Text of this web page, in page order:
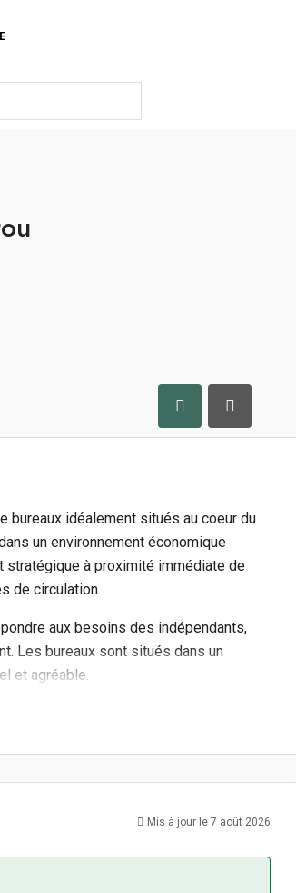
bureaux idéalement situés au coeur du
un environnement économique
stratégique à proximité immédiate de
de circulation.
aux besoins des indépendants,
Les bureaux sont situés dans un
et agréable.
Mis à jour le 7 août 2026